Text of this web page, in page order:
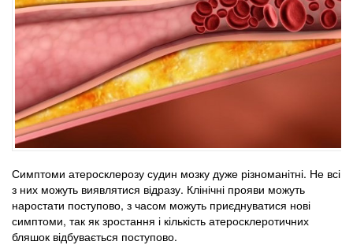
Симптоми атеросклерозу судин мозку дуже різноманітні. Не всі
з них можуть виявлятися відразу. Клінічні прояви можуть
наростати поступово, з часом можуть приєднуватися нові
симптоми, так як зростання і кількість атеросклеротичних
бляшок відбувається поступово.